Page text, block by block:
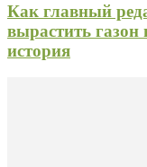
Как главный
вырастить газон
история